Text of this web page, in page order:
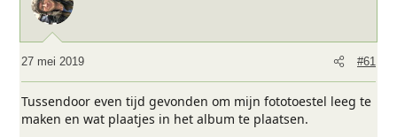
r
e
27 mei 2019 #61
Tussendoor even tijd gevonden om mijn fototoestel leeg te
maken en wat plaatjes in het album te plaatsen.